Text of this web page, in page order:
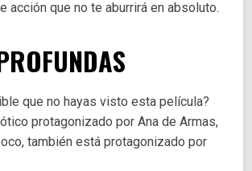
acción que no te aburrirá en absoluto.
que no hayas visto esta película?
protagonizado por Ana de Armas,
también está protagonizado por